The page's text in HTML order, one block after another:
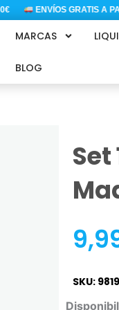
ENVÍOS GRATIS A
MARCAS
BLOG
Set
SKU:
Set